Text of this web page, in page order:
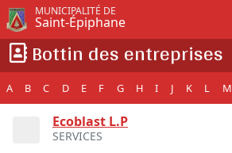
Passer au contenu principal
MUNICIPALITÉ DE
Saint-Épiphane
Bottin des entreprises
A B C D E F G H I J K L M
Ecoblast L.P
SERVICES